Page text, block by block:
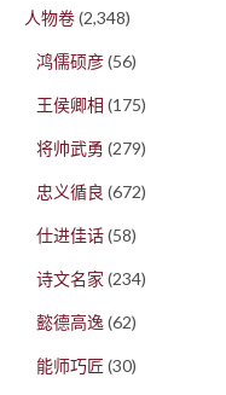
人物卷(2,348)
鸿儒硕彦(56)
王侯卿相 (175)
将帅武勇 (279)
忠义循良 (672)
仕进佳话(58)
诗文名家 (234)
懿德高逸(62)
能师巧匠 (30)